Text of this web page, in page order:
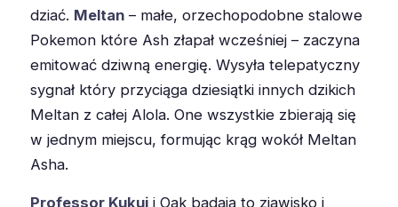
dziać. Meltan – małe, orzechopodobne stalowe
Pokemon które Ash złapał wcześniej – zaczyna
emitować dziwną energię. Wysyła telepatyczny
sygnał który przyciąga dziesiątki innych dzikich
Meltan z całej Alola. One wszystkie zbierają się
w jednym miejscu, formując krąg wokół Meltan
Asha.
Professor Kukui i Oak badają to zjawisko i